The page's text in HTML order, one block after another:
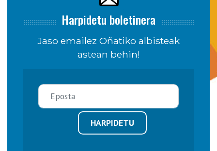
Harpidetu boletinera
Jaso emailez Oñatiko albisteak
astean behin!
HARPIDETU